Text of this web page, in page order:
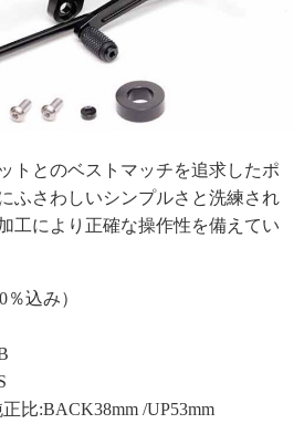
トとのベストマッチを追求したポ
ふさわしいシンプルさと洗練され
工により正確な操作性を備えてい
％込み）
比:BACK38mm /UP53mm